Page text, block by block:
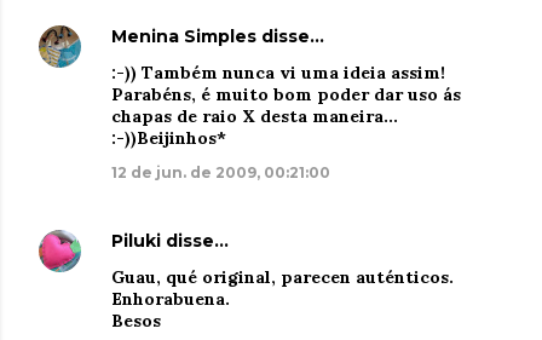
Menina Simples disse…
:-)) Também nunca vi uma ideia assim!
Parabéns, é muito bom poder dar uso ás
chapas de raio X desta maneira...
:-))Beijinhos*
12 de jun. de 2009, 00:21:00
Piluki disse…
Guau, qué original, parecen auténticos.
Enhorabuena.
Besos